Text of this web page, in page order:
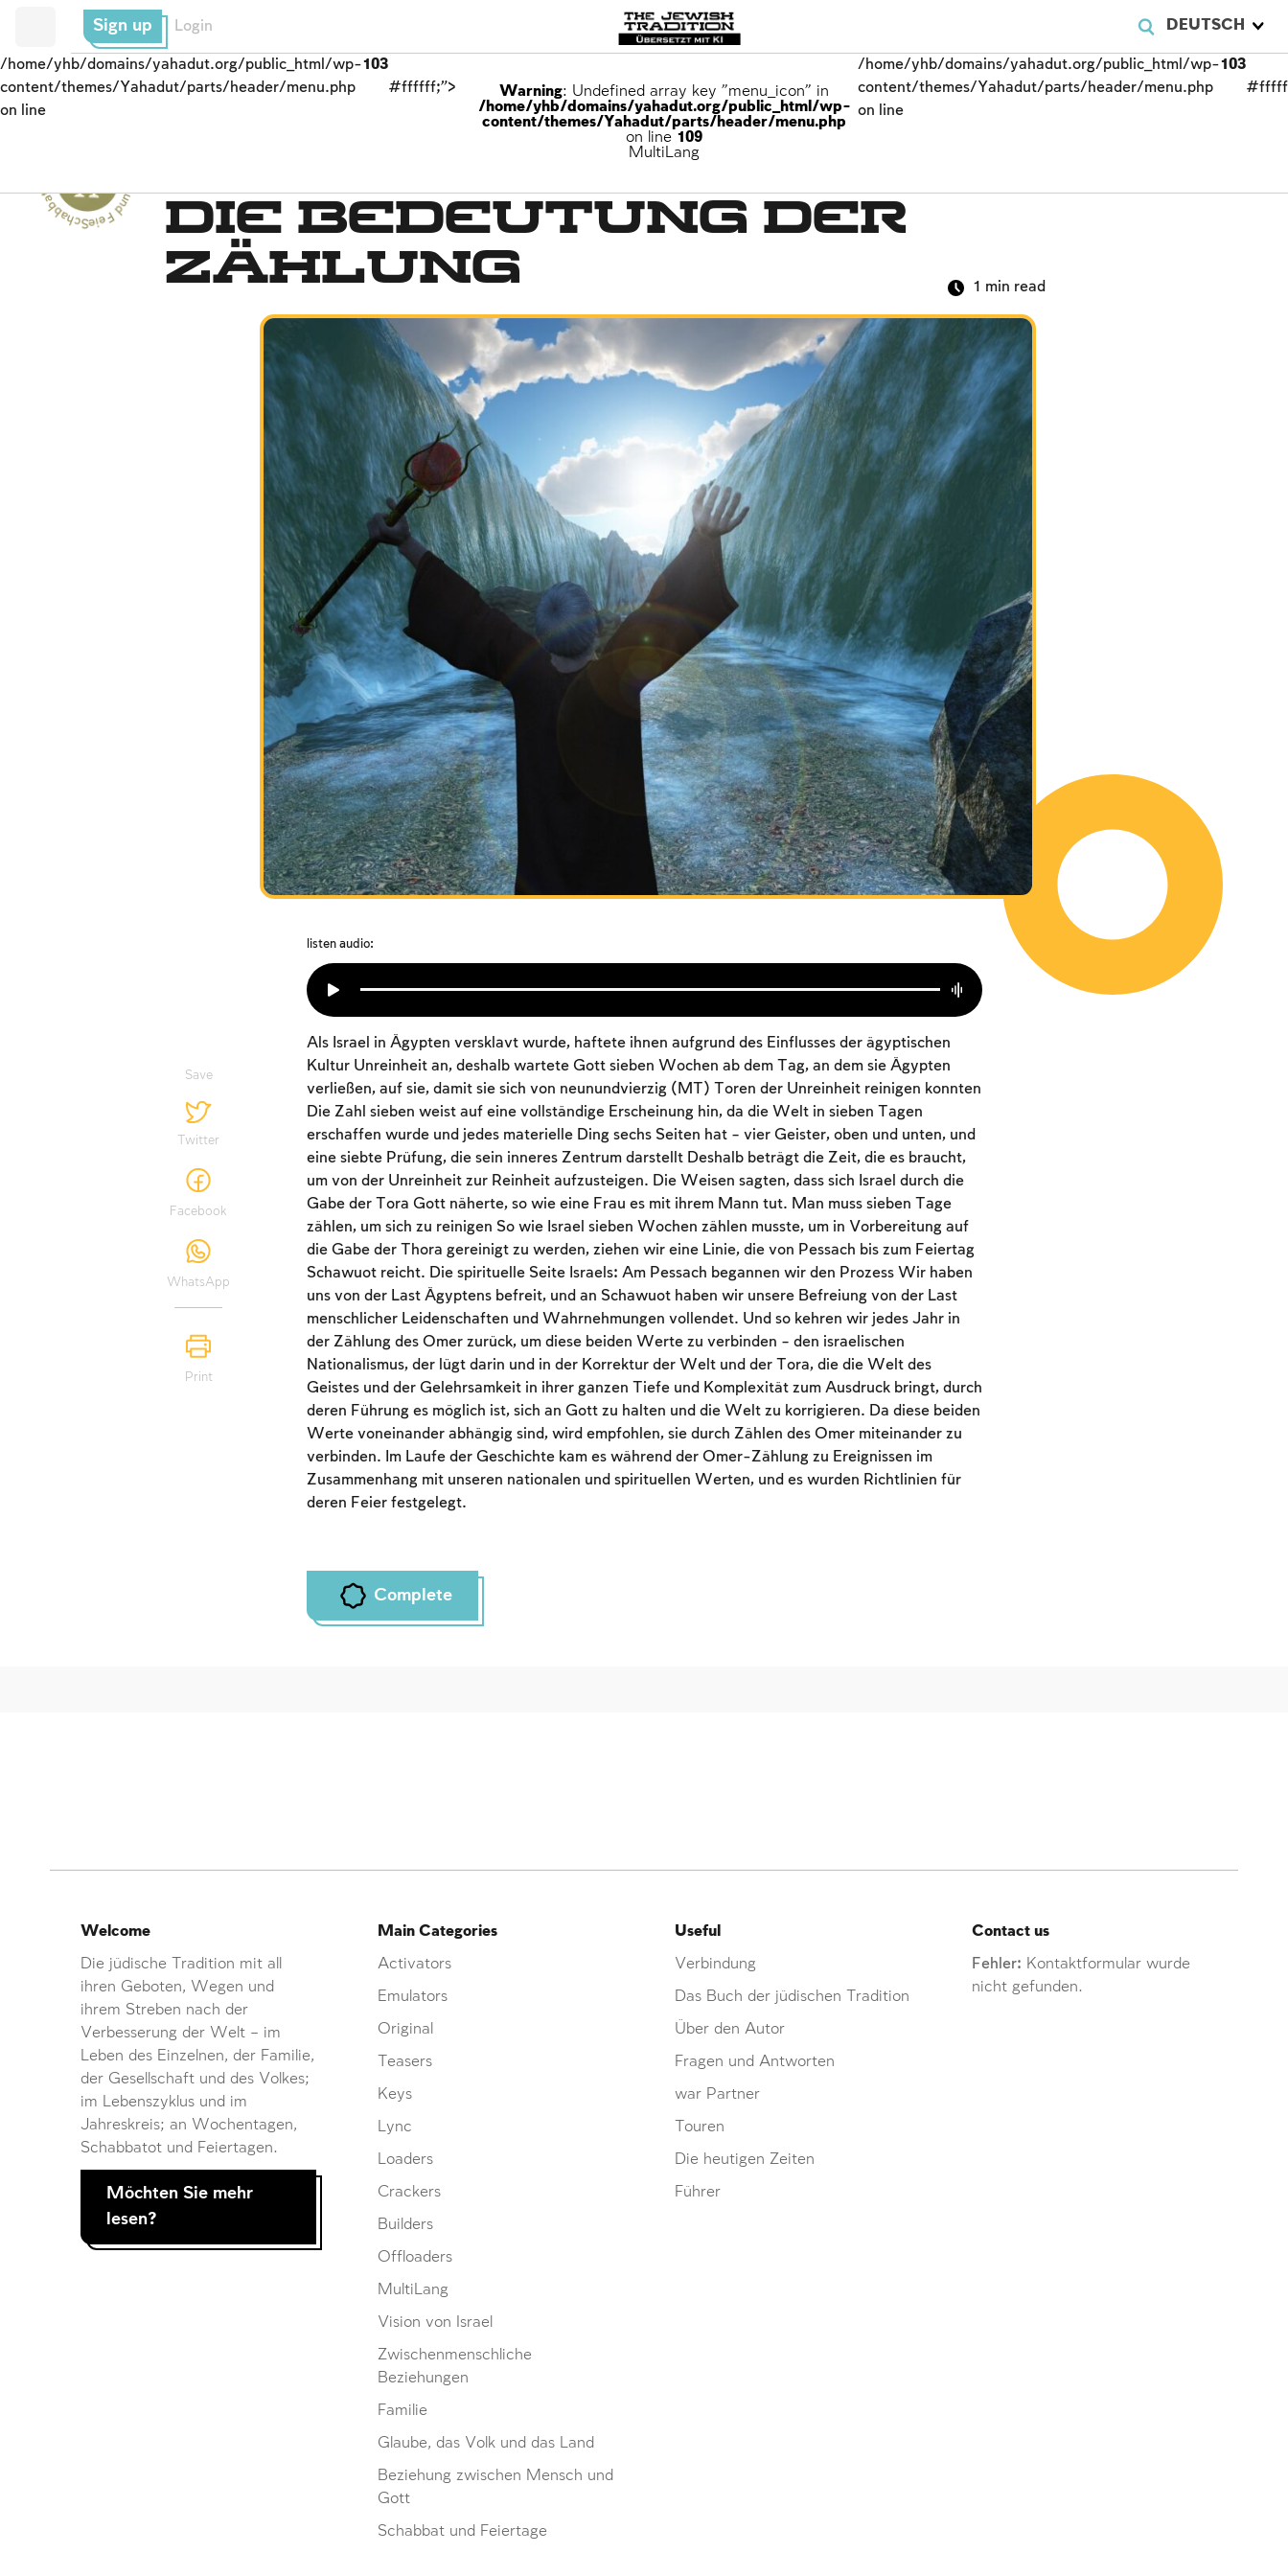
DEUTSCH
Sign up Login
/home/yhb/domains/yahadut.org/public_html/wp-
content/themes/Yahadut/parts/header/menu.php
on line
103
#ffffff;">
Warning: Undefined array key "menu_icon" in
/home/yhb/domains/yahadut.org/public_html/wp-
content/themes/Yahadut/parts/header/menu.php
on line 109
MultiLang
/home/yhb/domains/yahadut.org/public_html/wp-
content/themes/Yahadut/parts/header/menu.php
on line
103
Schabbat und Feiertage - Schabbat und Feiertage -- Die Bedeutung der
Zählung
1 min read
listen audio:
Save
Twitter
Facebook
WhatsApp
Print
Als Israel in Ägypten versklavt wurde, haftete ihnen aufgrund des Einflusses der ägyptischen
Kultur Unreinheit an, deshalb wartete Gott sieben Wochen ab dem Tag, an dem sie Ägypten
verließen, auf sie, damit sie sich von neunundvierzig (MT) Toren der Unreinheit reinigen konnten
Die Zahl sieben weist auf eine vollständige Erscheinung hin, da die Welt in sieben Tagen
erschaffen wurde und jedes materielle Ding sechs Seiten hat – vier Geister, oben und unten, und
eine siebte Prüfung, die sein inneres Zentrum darstellt Deshalb beträgt die Zeit, die es braucht,
um von der Unreinheit zur Reinheit aufzusteigen. Die Weisen sagten, dass sich Israel durch die
Gabe der Tora Gott näherte, so wie eine Frau es mit ihrem Mann tut. Man muss sieben Tage
zählen, um sich zu reinigen So wie Israel sieben Wochen zählen musste, um in Vorbereitung auf
die Gabe der Thora gereinigt zu werden, ziehen wir eine Linie, die von Pessach bis zum Feiertag
Schawuot reicht. Die spirituelle Seite Israels: Am Pessach begannen wir den Prozess Wir haben
uns von der Last Ägyptens befreit, und an Schawuot haben wir unsere Befreiung von der Last
menschlicher Leidenschaften und Wahrnehmungen vollendet. Und so kehren wir jedes Jahr in
der Zählung des Omer zurück, um diese beiden Werte zu verbinden – den israelischen
Nationalismus, der lügt darin und in der Korrektur der Welt und der Tora, die die Welt des
Geistes und der Gelehrsamkeit in ihrer ganzen Tiefe und Komplexität zum Ausdruck bringt, durch
deren Führung es möglich ist, sich an Gott zu halten und die Welt zu korrigieren. Da diese beiden
Werte voneinander abhängig sind, wird empfohlen, sie durch Zählen des Omer miteinander zu
verbinden. Im Laufe der Geschichte kam es während der Omer-Zählung zu Ereignissen im
Zusammenhang mit unseren nationalen und spirituellen Werten, und es wurden Richtlinien für
deren Feier festgelegt.
Complete
Account required
To mark concepts as learned, you'll need to create
an account or log in.
Sign up Login
Contact us
Fehler: Kontaktformular wurde
nicht gefunden.
Useful
Verbindung
Das Buch der jüdischen Tradition
Über den Autor
Fragen und Antworten
war Partner
Touren
Die heutigen Zeiten
Führer
Main Categories
Activators
Emulators
Original
Teasers
Keys
Lync
Loaders
Crackers
Builders
Offloaders
MultiLang
Vision von Israel
Zwischenmenschliche
Beziehungen
Familie
Glaube, das Volk und das Land
Beziehung zwischen Mensch und
Gott
Schabbat und Feiertage
Welcome
Die jüdische Tradition mit all
ihren Geboten, Wegen und
ihrem Streben nach der
Verbesserung der Welt – im
Leben des Einzelnen, der Familie,
der Gesellschaft und des Volkes;
im Lebenszyklus und im
Jahreskreis; an Wochentagen,
Schabbatot und Feiertagen.
Möchten Sie mehr
lesen?